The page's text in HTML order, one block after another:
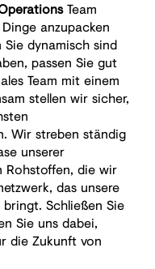
Team
anzupacken
Sie dynamisch sind
passen Sie gut
Team mit einem
stellen wir sicher,
Wir streben ständig
unserer
Rohstoffen, die wir
das unsere
Schließen Sie
Sie uns dabei,
die Zukunft von